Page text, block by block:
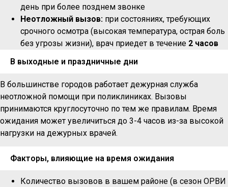
день при более позднем звонке
Неотложный вызов: при состояниях, требующих
срочного осмотра (высокая температура, острая боль
без угрозы жизни), врач приедет в течение 2 часов
В выходные и праздничные дни
В большинстве городов работает дежурная служба
неотложной помощи при поликлиниках. Вызовы
принимаются круглосуточно по тем же правилам. Время
ожидания может увеличиться до 3-4 часов из-за высокой
нагрузки на дежурных врачей.
Факторы, влияющие на время ожидания
Количество вызовов в вашем районе (в сезон ОРВИ